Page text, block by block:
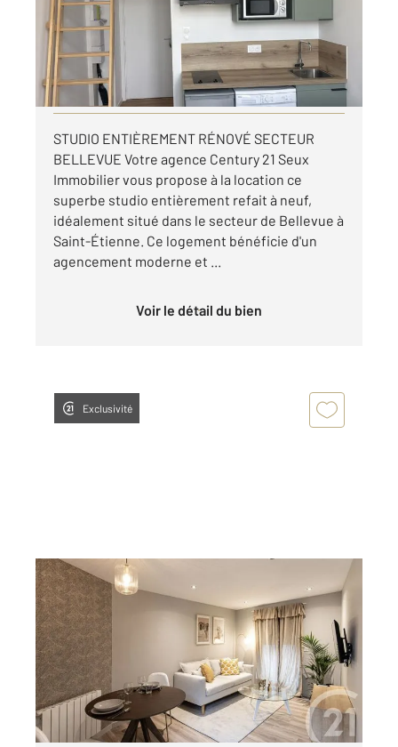
Appartement F1 à louer
490 €
par mois charges comprises
Visiter le site dédié
STUDIO ENTIÈREMENT RÉNOVÉ SECTEUR
BELLEVUE Votre agence Century 21 Seux
Immobilier vous propose à la location ce
superbe studio entièrement refait à neuf,
idéalement situé dans le secteur de Bellevue à
Saint-Étienne. Ce logement bénéficie d'un
agencement moderne et ...
Voir le détail du bien
Exclusivité
ST ETIENNE 42
26 m2 , 2 pièces
Ref : 3698
Appartement F2 à louer
490 €
par mois charges comprises
Visiter le site dédié